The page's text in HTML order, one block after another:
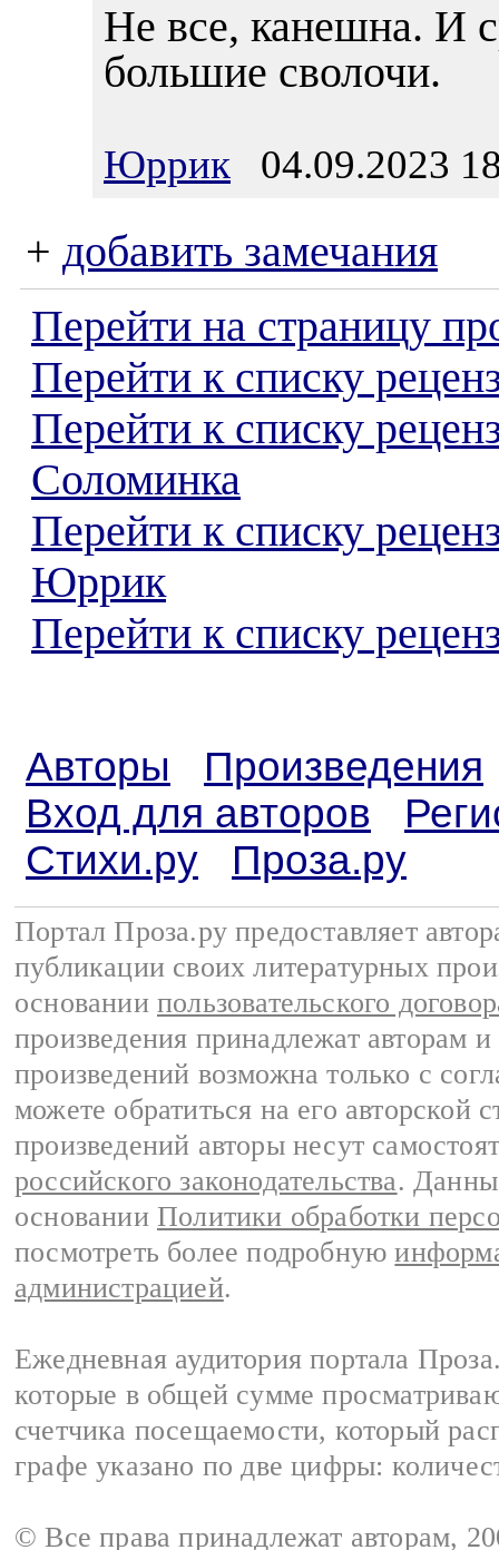
Не все, канешна. И
большие сволочи.
Юррик 04.09.2023
+ добавить замечания
Перейти на страницу
Перейти к списку
Перейти к списку
Соломинка
Перейти к списку
Юррик
Перейти к списку
Авторы
Произведения
Вход для авторов
Стихи.ру
Проза.ру
Портал Проза.ру предоставляет
публикации своих литературных
основании пользовательского
произведения принадлежат авторам
произведений возможна только с
можете обратиться на его авторской
произведений авторы несут
российского законодательства.
основании Политики обработки
посмотреть более подробную
администрацией.
Ежедневная аудитория портала
которые в общей сумме
счетчика посещаемости, который
графе указано по две цифры:
© Все права принадлежат авторам,